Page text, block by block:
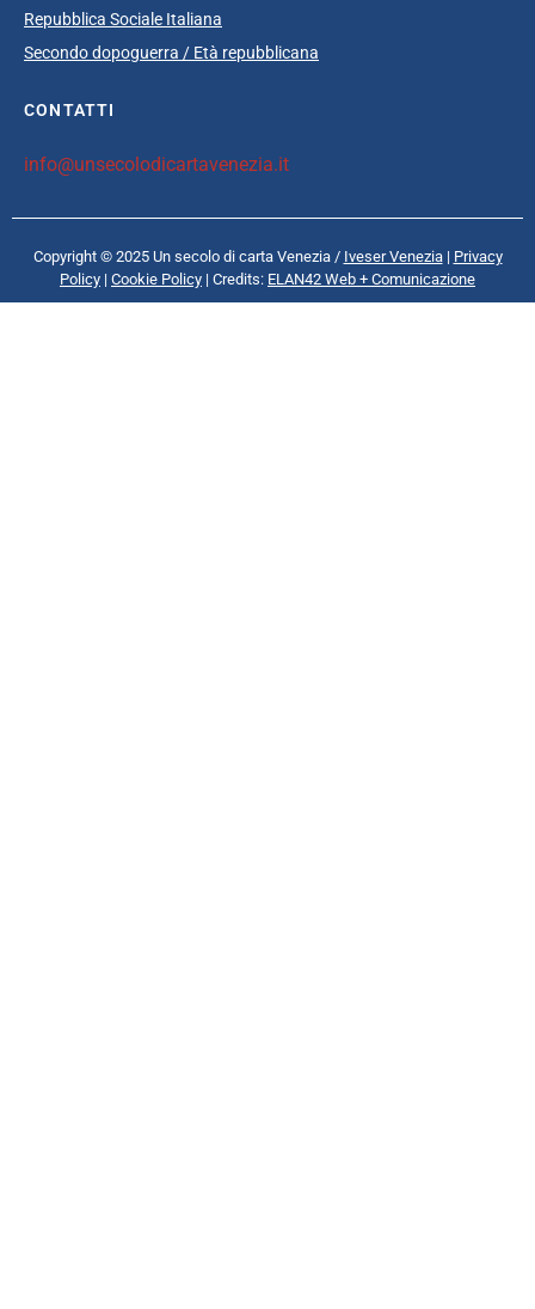
Repubblica Sociale Italiana
Secondo dopoguerra / Età repubblicana
CONTATTI
info@unsecolodicartavenezia.it
Copyright © 2025 Un secolo di carta Venezia / Iveser Venezia| Privacy
Policy | Cookie Policy | Credits: ELAN42 Web + Comunicazione